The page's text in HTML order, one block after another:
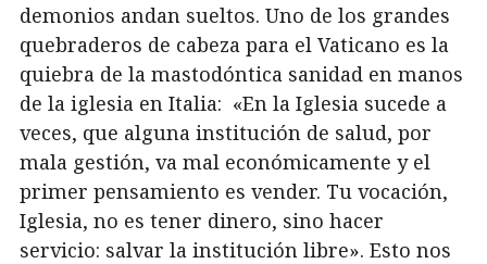
demonios andan sueltos. Uno de los grandes
quebraderos de cabeza para el Vaticano es la
quiebra de la mastodóntica sanidad en manos
de la iglesia en Italia: «En la Iglesia sucede a
veces, que alguna institución de salud, por
mala gestión, va mal económicamente y el
primer pensamiento es vender. Tu vocación,
Iglesia, no es tener dinero, sino hacer
servicio: salvar la institución libre». Esto nos